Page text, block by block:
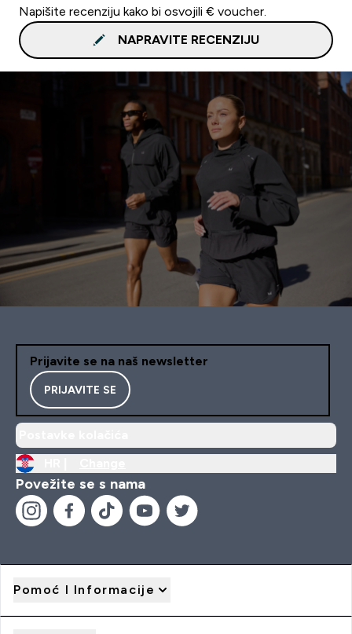
Napišite recenziju kako bi osvojili € voucher.
NAPRAVITE RECENZIJU
Prijavite se na naš newsletter
PRIJAVITE SE
Povežite se s nama
Pomoć I Informacije